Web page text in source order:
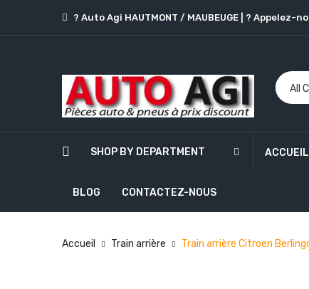
? Auto Agi HAUTMONT / MAUBEUGE ? Appelez-
SHOP BY DEPARTMENT ACCUEIL
BLOG CONTACTEZ-NOUS
Accueil Train arrière Train arrière Citroen